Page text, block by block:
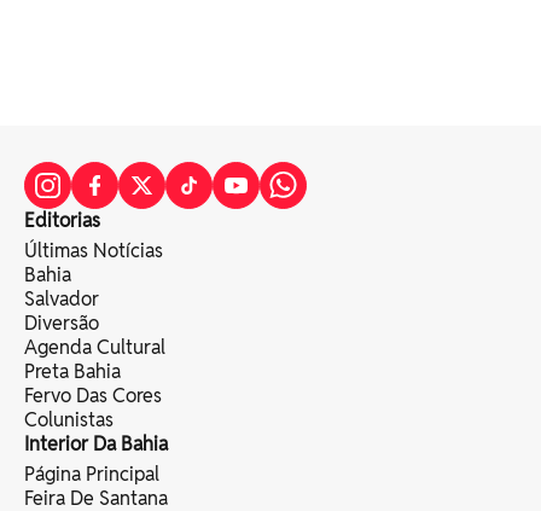
Editorias
Últimas Notícias
Bahia
Salvador
Diversão
Agenda Cultural
Preta Bahia
Fervo Das Cores
Colunistas
Interior Da Bahia
Página Principal
Feira De Santana